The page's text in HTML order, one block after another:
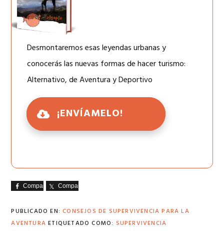
Desmontaremos esas leyendas urbanas y
conocerás las nuevas formas de hacer turismo:
Alternativo, de Aventura y Deportivo
¡ENVÍAMELO!
Comparte Comparte
PUBLICADO EN:CONSEJOS DE SUPERVIVENCIA PARA LA
AVENTURA ETIQUETADO COMO: SUPERVIVENCIA